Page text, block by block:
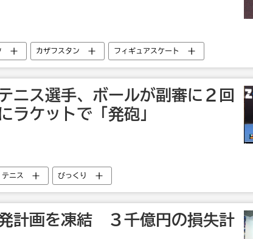
カザフスタン フィギュアスケート
ニス選手、ボールが副審に２回
ケットで「発砲」
テニス びっくり
計画を凍結 ３千億円の損失計